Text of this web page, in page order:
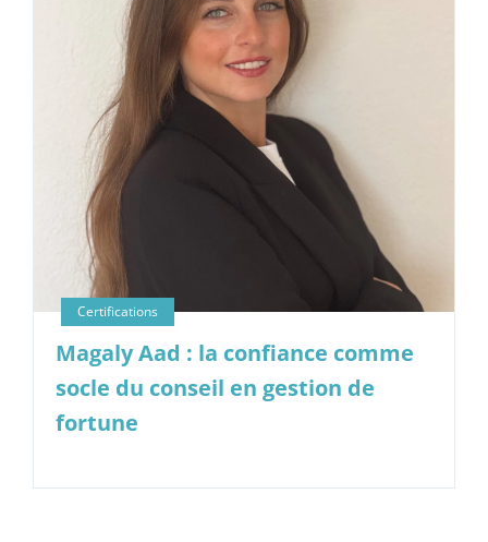
Magaly Aad : la confiance comme
socle du conseil en gestion de
fortune